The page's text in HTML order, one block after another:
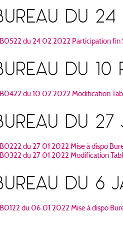
DU 24
du 24 02 2022 Participation fin
DU 10
du 10 02 2022 Modification
DU 27
du 27 01 2022 Mise à dispo
du 27 01 2022 Modification
DU 6
du 06 01 2022 Mise à dispo